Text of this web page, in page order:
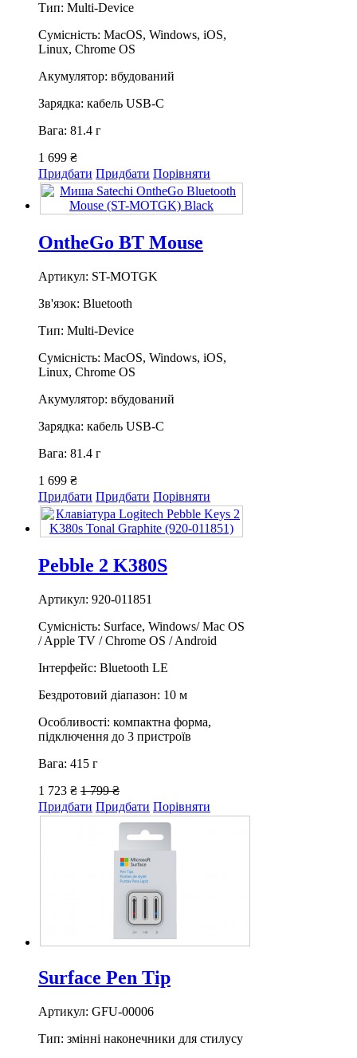
Тип: Multi-Device
Сумісність: MacOS, Windows, iOS,
Linux, Chrome OS
Акумулятор: вбудований
Зарядка: кабель USB-C
Вага: 81.4 г
1 699 ₴
Придбати Придбати Порівняти
OntheGo BT Mouse
Артикул: ST-MOTGK
Зв'язок: Bluetooth
Тип: Multi-Device
Сумісність: MacOS, Windows, iOS,
Linux, Chrome OS
Акумулятор: вбудований
Зарядка: кабель USB-C
Вага: 81.4 г
1 699 ₴
Придбати Придбати Порівняти
Pebble 2 K380S
Артикул: 920-011851
Сумісність: Surface, Windows/ Mac OS
/ Apple TV / Chrome OS / Android
Інтерфейс: Bluetooth LE
Бездротовий діапазон: 10 м
Особливості: компактна форма,
підключення до 3 пристроїв
Вага: 415 г
1 723 ₴ 1 799 ₴
Придбати Придбати Порівняти
Surface Pen Tip
Артикул: GFU-00006
Тип: змінні наконечники для стилусу